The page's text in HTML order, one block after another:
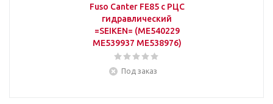
Fuso Canter FE85 с РЦС
гидравлический
=SEIKEN= (ME540229
ME539937 ME538976)
Под заказ